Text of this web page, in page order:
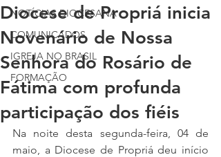
NOTÍCIAS DIOCESANA
COMUNICADOS
IGREJA NO BRASIL
FORMAÇÃO
Diocese de Propriá inicia
Novenário de Nossa
Senhora do Rosário de
Fátima com profunda
participação dos fiéis
Na noite desta segunda-feira, 04 de
maio, a Diocese de Propriá deu início